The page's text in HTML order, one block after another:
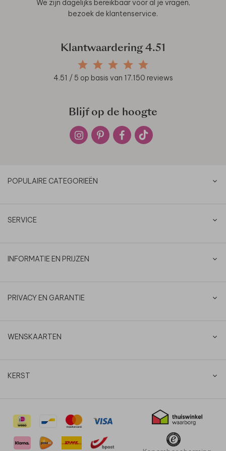
We zijn dagelijks bereikbaar voor al je vragen,
bezoek de klantenservice.
Klantwaardering 4.51
4.51 / 5 op basis van 17.150 reviews
Blijf op de hoogte
POPULAIRE CATEGORIEËN
SERVICE
INFORMATIE EN PRIJZEN
PRIVACY EN GARANTIE
WENSKAARTEN
KERST